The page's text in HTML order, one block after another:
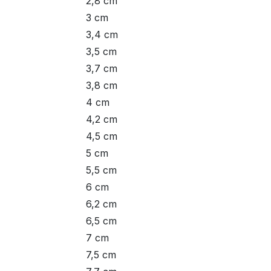
3 cm
3,4 cm
3,5 cm
3,7 cm
3,8 cm
4 cm
4,2 cm
4,5 cm
5 cm
5,5 cm
6 cm
6,2 cm
6,5 cm
7 cm
7,5 cm